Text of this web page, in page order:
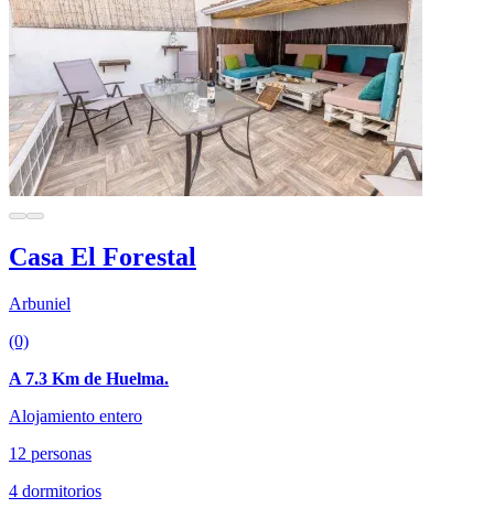
Casa El Forestal
Arbuniel
(0)
A 7.3 Km de Huelma.
Alojamiento entero
12 personas
4 dormitorios